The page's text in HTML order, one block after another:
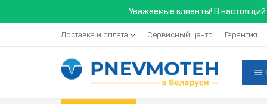
Уважаемые клиенты! В настоящий
Доставка и оплата Сервисный центр Гарантия